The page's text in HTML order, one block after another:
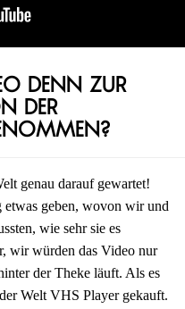
denn zur
der
genau darauf gewartet!
geben, wovon wir und
wie sehr sie es
wir würden das Video nur
der Theke läuft. Als es
Welt VHS Player gekauft.